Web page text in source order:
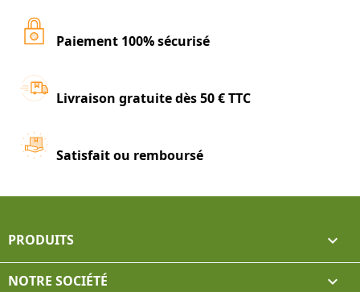
Paiement 100% sécurisé
Livraison gratuite dès 50 € TTC
Satisfait ou remboursé
PRODUITS 
NOTRE SOCIÉTÉ 